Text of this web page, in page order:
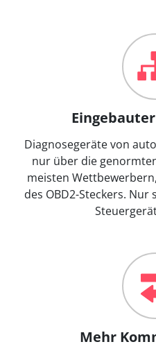
Diagnosegeräte von
nur über die
meisten
des OBD2-Steckers. Nur
Mehr